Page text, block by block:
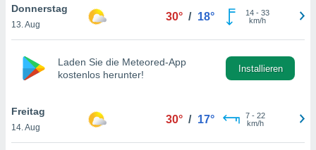
finden
. Sie
jederzeit
Sie
Donnerstag
13. Aug
30° / 18° 14- 33
km/h
Laden Sie die Meteored-App
kostenlos herunter!
Installieren
Freitag
14. Aug
30° / 17° 7- 22
km/h